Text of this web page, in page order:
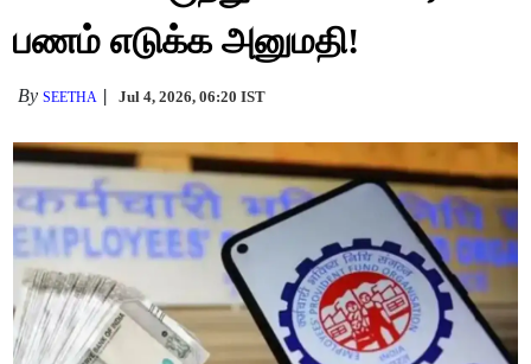
பணம் எடுக்க அனுமதி!
BySEETHA Jul 4, 2026, 06:20 IST